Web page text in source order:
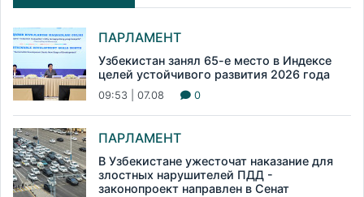
ПАРЛАМЕНТ
Узбекистан занял 65-е место в Индексе
целей устойчивого развития 2026 года
09:53 | 07.08 0
ПАРЛАМЕНТ
В Узбекистане ужесточат наказание для
злостных нарушителей ПДД -
законопроект направлен в Сенат